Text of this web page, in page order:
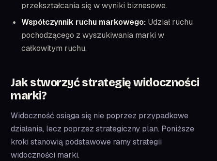
przekształcania się w wyniki biznesowe.
Współczynnik ruchu markowego: Udział ruchu
pochodzącego z wyszukiwania marki w
całkowitym ruchu.
Jak stworzyć strategię widoczności
marki?
Widoczność osiąga się nie poprzez przypadkowe
działania, lecz poprzez strategiczny plan. Poniższe
kroki stanowią podstawowe ramy strategii
widoczności marki.